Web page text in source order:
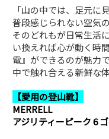
「山の中では、足元に
普段感じられない空気
そのどれもが日常生活
い換えれば心が動く時
電』ができるのが魅力
中で触れ合える新鮮な
【愛用の登山靴】
MERRELL
アジリティーピーク 6